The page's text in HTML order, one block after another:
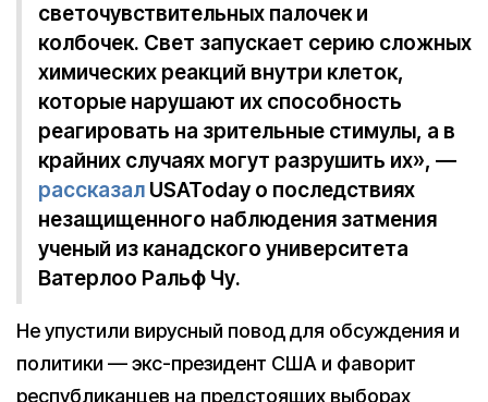
светочувствительных палочек и
колбочек. Свет запускает серию сложных
химических реакций внутри клеток,
которые нарушают их способность
реагировать на зрительные стимулы, а в
крайних случаях могут разрушить их», —
рассказал USAToday о последствиях
незащищенного наблюдения затмения
ученый из канадского университета
Ватерлоо Ральф Чу.
Не упустили вирусный повод для обсуждения и
политики — экс-президент США и фаворит
республиканцев на предстоящих выборах